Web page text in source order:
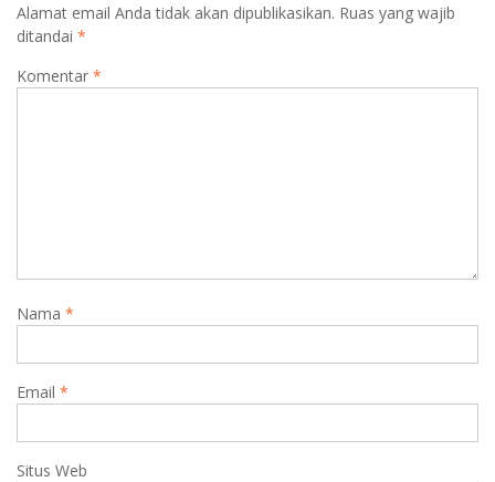
Alamat email Anda tidak akan dipublikasikan. Ruas yang wajib
ditandai *
Komentar *
Nama *
Email *
Situs Web